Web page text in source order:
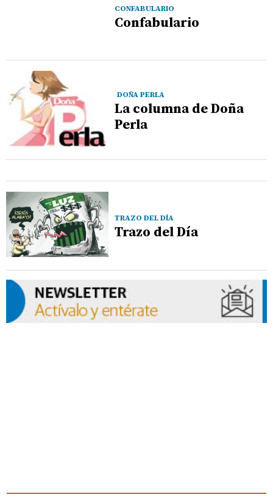
CONFABULARIO
Confabulario
DOÑA PERLA
La columna de Doña
Perla
TRAZO DEL DÍA
Trazo del Día